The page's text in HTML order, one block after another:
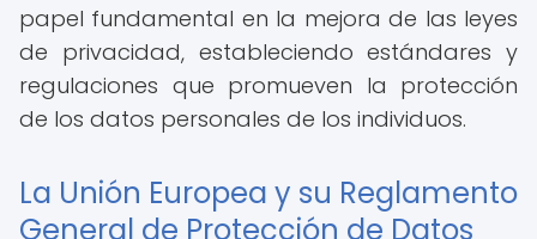
papel fundamental en la mejora de las leyes
de privacidad, estableciendo estándares y
regulaciones que promueven la protección
de los datos personales de los individuos.
La Unión Europea y su Reglamento
General de Protección de Datos